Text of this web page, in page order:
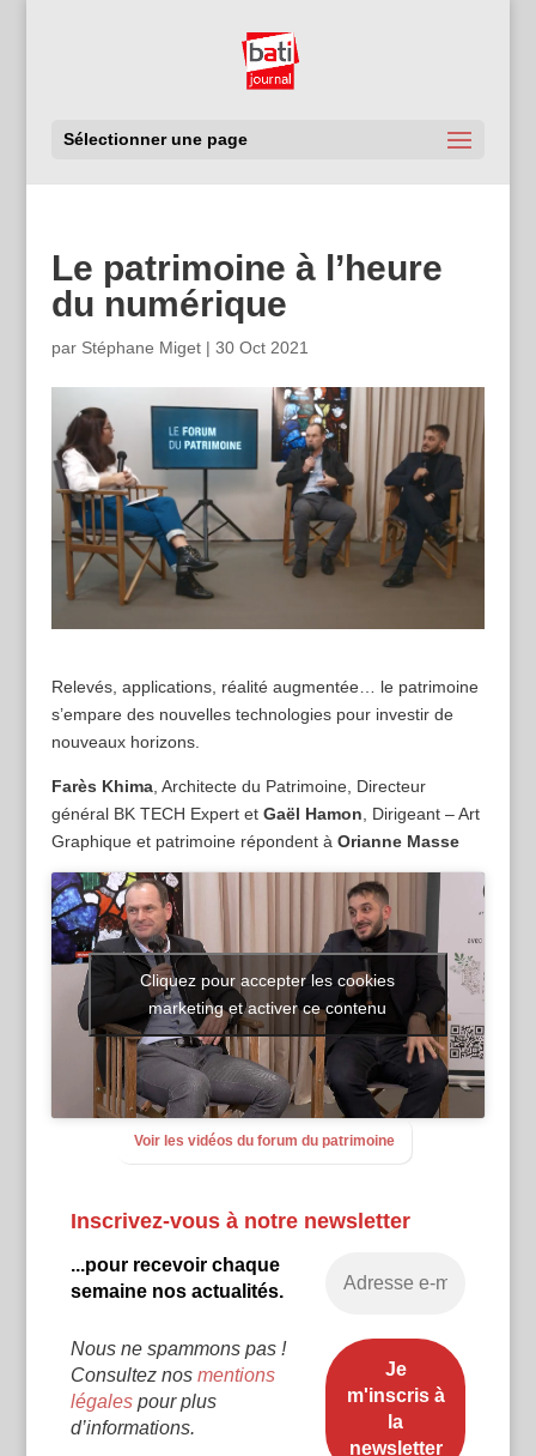
Sélectionner une page
Le patrimoine à l’heure
du numérique
par Stéphane Miget| 30 Oct 2021
Relevés, applications, réalité augmentée… le patrimoine
s’empare des nouvelles technologies pour investir de
nouveaux horizons.
Farès Khima, Architecte du Patrimoine, Directeur
général BK TECH Expert et Gaël Hamon, Dirigeant – Art
Graphique et patrimoine répondent à Orianne Masse
Cliquez pour accepter les cookies
marketing et activer ce contenu
Voir les vidéos du forum du patrimoine
Inscrivez-vous à notre newsletter
...pour recevoir chaque
semaine nos actualités.
Nous ne spammons pas !
Consultez nos mentions
légalespour plus
d’informations.